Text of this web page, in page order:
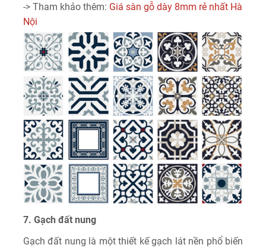
-> Tham khảo thêm: Giá sàn gỗ dày 8mm rẻ nhất Hà
Nội
7. Gạch đất nung
Gạch đất nung là một thiết kế gạch lát nền phổ biến